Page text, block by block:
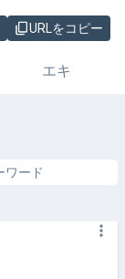
URLをコピー
エキ